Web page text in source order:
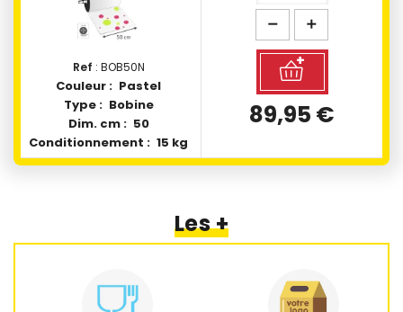
Ref : BOB50N
Couleur : Pastel
Type : Bobine
Dim. cm : 50
Conditionnement : 15 kg
89,95 €
Les +